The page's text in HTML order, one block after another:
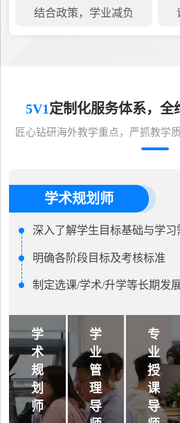
结合政策，学业减负
5V1定制化服务体系，全
匠心钻研海外教学重点，严抓教学
学术规划师
深入了解学生目标基础与学习
明确各阶段目标及考核标准
制定选课/学术/升学等长期发
学
术
规
划
师
学
业
管
理
导
专
业
授
课
导